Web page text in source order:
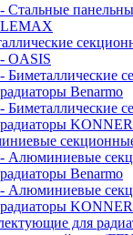
- Стальные
LEMAX
- OASIS
- Биметаллические
радиаторы Benarmo
- Биметаллические
радиаторы KONNER
- Алюминиевые
радиаторы Benarmo
- Алюминиевые
радиаторы KONNER
для